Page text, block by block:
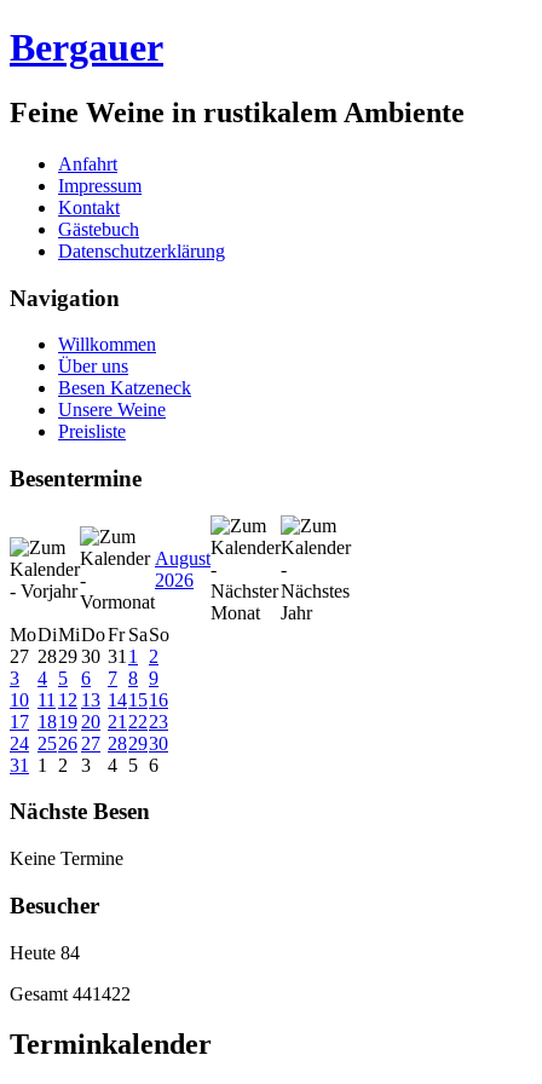
Bergauer
Feine Weine in rustikalem Ambiente
Anfahrt
Impressum
Kontakt
Gästebuch
Datenschutzerklärung
Navigation
Willkommen
Über uns
Besen Katzeneck
Unsere Weine
Preisliste
Besentermine
August
2026
MoDiMiDoFr SaSo
27 282930 31 1
2
3
4 5 6 7 8 9
10 11 12 13 141516
17 1819 20 21 2223
24 2526 27 282930
31
1 2 3 4 5 6
Nächste Besen
Keine Termine
Besucher
Heute 84
Gesamt 441422
Terminkalender